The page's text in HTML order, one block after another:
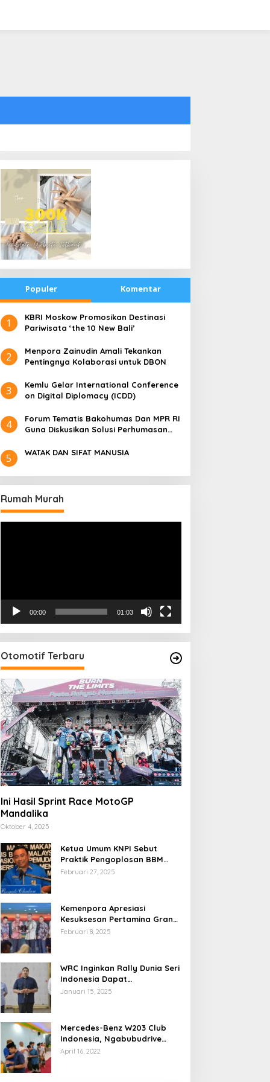
Populer Komentar
1
​KBRI Moskow Promosikan Destinasi
Pariwisata ‘the 10 New Bali’
2
​Menpora Zainudin Amali Tekankan
Pentingnya Kolaborasi untuk DBON
3
​Kemlu Gelar International Conference
on Digital Diplomacy (ICDD)
4
Forum Tematis Bakohumas Dan MPR RI
Guna Diskusikan Solusi Perhumasan
Masing
5 WATAK DAN SIFAT MANUSIA
Rumah Murah
00:00 01:03
Otomotif Terbaru
Ini Hasil Sprint Race MotoGP
Mandalika
Oktober 4, 2025
Ketua Umum KNPI Sebut
Praktik Pengoplosan BBM
Cederai Kepercayaan
Februari 27, 2025
Kemenpora Apresiasi
Kesuksesan Pertamina Grand
Prix of Indonesia 2024
Februari 8, 2025
WRC Inginkan Rally Dunia Seri
Indonesia Dapat
Terselenggara 2026
Januari 15, 2025
Mercedes-Benz W203 Club
Indonesia, Ngabubudrive
Ramadhan 2022
April 16, 2022